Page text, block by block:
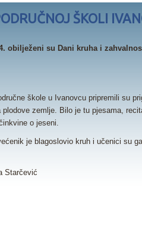
ŠKOLI
obilježeni su Dani kruha i
škole u Ivanovcu pripremili su
zemlje. Bilo je tu pjesama,
o jeseni.
je blagoslovio kruh i učenici su
Starčević